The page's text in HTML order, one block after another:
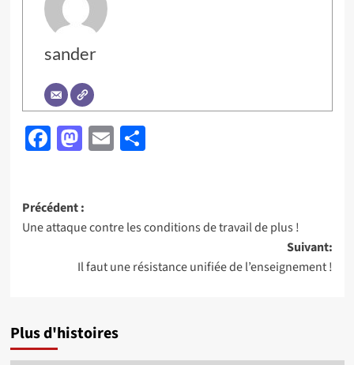
sander
Facebook
Mastodon
EmailPartager
Navigation
d’article
Précédent :
Une attaque contre les conditions de travail de plus !
Suivant:
Il faut une résistance unifiée de l’enseignement !
Plus d'histoires